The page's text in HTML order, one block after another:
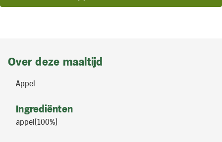
Over deze maaltijd
Appel
Ingrediënten
appel(100%)